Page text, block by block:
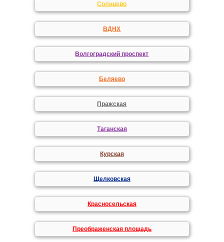
Солнцево
ВДНХ
Волгоградский проспект
Беляево
Пражская
Таганская
Курская
Щелковская
Красносельская
Преображенская площадь